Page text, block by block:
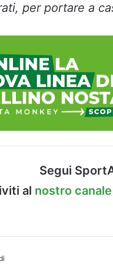
per portare a
Segui
al nostro